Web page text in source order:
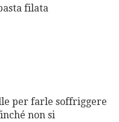
filata
per farle soffriggere
non si